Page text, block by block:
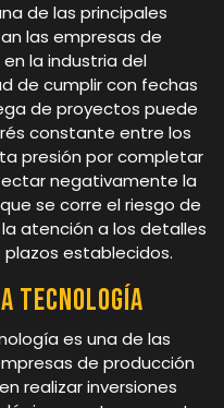
de las principales
las empresas de
la industria del
de cumplir con fechas
de proyectos puede
constante entre los
presión por completar
negativamente la
se corre el riesgo de
atención a los detalles
establecidos.
tecnología
es una de las
de producción
realizar inversiones